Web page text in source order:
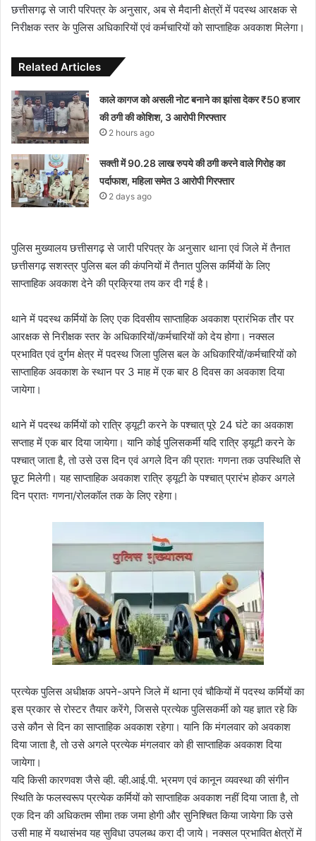
छत्तीसगढ़ से जारी परिपत्र के अनुसार, अब से मैदानी क्षेत्रों में पदस्थ आरक्षक से
निरीक्षक स्तर के पुलिस अधिकारियों एवं कर्मचारियों को साप्ताहिक अवकाश मिलेगा।
Related Articles
काले कागज को असली नोट बनाने का झांसा देकर ₹50 हजार
की ठगी की कोशिश, 3 आरोपी गिरफ्तार
2 hours ago
सक्ती में 90.28 लाख रुपये की ठगी करने वाले गिरोह का
पर्दाफाश, महिला समेत 3 आरोपी गिरफ्तार
2 days ago
पुलिस मुख्यालय छत्तीसगढ़ से जारी परिपत्र के अनुसार थाना एवं जिले में तैनात
छत्तीसगढ़ सशस्त्र पुलिस बल की कंपनियों में तैनात पुलिस कर्मियों के लिए
साप्ताहिक अवकाश देने की प्रक्रिया तय कर दी गई है।
थाने में पदस्थ कर्मियों के लिए एक दिवसीय साप्ताहिक अवकाश प्रारंभिक तौर पर
आरक्षक से निरीक्षक स्तर के अधिकारियों/कर्मचारियों को देय होगा। नक्सल
प्रभावित एवं दुर्गम क्षेत्र में पदस्थ जिला पुलिस बल के अधिकारियों/कर्मचारियों को
साप्ताहिक अवकाश के स्थान पर 3 माह में एक बार 8 दिवस का अवकाश दिया
जायेगा।
थाने में पदस्थ कर्मियों को रात्रि ड्यूटी करने के पश्चात् पूरे 24 घंटे का अवकाश
सप्ताह में एक बार दिया जायेगा। यानि कोई पुलिसकर्मी यदि रात्रि ड्यूटी करने के
पश्चात् जाता है, तो उसे उस दिन एवं अगले दिन की प्रातः गणना तक उपस्थिति से
छूट मिलेगी। यह साप्ताहिक अवकाश रात्रि ड्यूटी के पश्चात् प्रारंभ होकर अगले
दिन प्रातः गणना/रोलकॉल तक के लिए रहेगा।
प्रत्येक पुलिस अधीक्षक अपने-अपने जिले में थाना एवं चौकियों में पदस्थ कर्मियों का
इस प्रकार से रोस्टर तैयार करेंगे, जिससे प्रत्येक पुलिसकर्मी को यह ज्ञात रहे कि
उसे कौन से दिन का साप्ताहिक अवकाश रहेगा। यानि कि मंगलवार को अवकाश
दिया जाता है, तो उसे अगले प्रत्येक मंगलवार को ही साप्ताहिक अवकाश दिया
जायेगा।
यदि किसी कारणवश जैसे व्ही. व्ही.आई.पी. भ्रमण एवं कानून व्यवस्था की संगीन
स्थिति के फलस्वरूप प्रत्येक कर्मियों को साप्ताहिक अवकाश नहीं दिया जाता है, तो
एक दिन की अधिकतम सीमा तक जमा होगी और सुनिश्चित किया जायेगा कि उसे
उसी माह में यथासंभव यह सुविधा उपलब्ध करा दी जाये। नक्सल प्रभावित क्षेत्रों में